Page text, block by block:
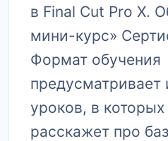
в Final Cut Pro X.
мини-курс»
Формат обучения
предусматривает
уроков, в
расскажет про